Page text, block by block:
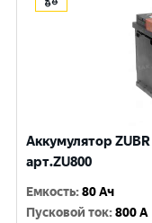
Аккумулятор
арт.ZU800
Емкость:80 Ач
Пусковой ток:800 A